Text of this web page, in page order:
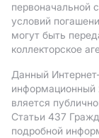
первоначальной
условий
могут быть
коллекторское
Данный
информационный
вляется
Статьи 437
подробной